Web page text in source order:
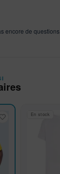
encore de questions.
En stock